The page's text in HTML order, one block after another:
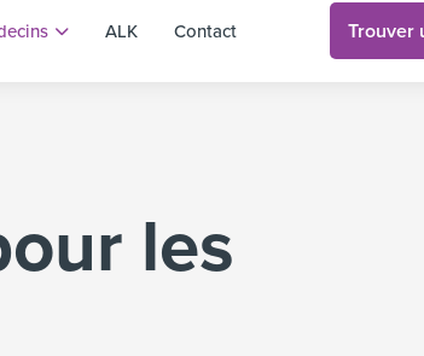
ALK Contact Trouver
les